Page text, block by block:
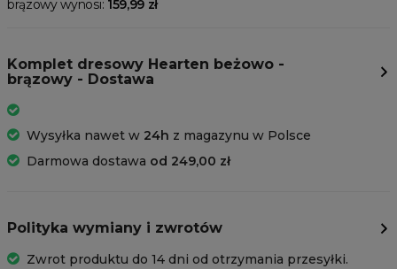
brązowy wynosi: 159,99 zł
Komplet dresowy Hearten beżowo -
brązowy - Dostawa
Wysyłka nawet w 24h z magazynu w Polsce
Darmowa dostawa od 249,00 zł
Polityka wymiany i zwrotów
Zwrot produktu do 14 dni od otrzymania przesyłki.